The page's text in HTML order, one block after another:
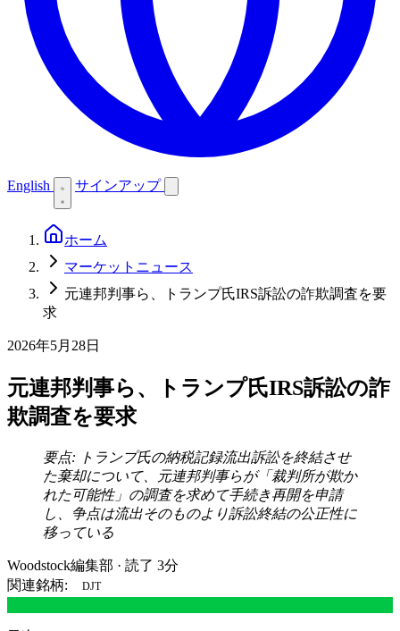
English サインアップ
ホーム
マーケットニュース
元連邦判事ら、トランプ氏IRS訴訟の詐欺調査を要
求
2026年5月28日
元連邦判事ら、トランプ氏IRS訴訟の詐
欺調査を要求
要点: トランプ氏の納税記録流出訴訟を終結させ
た棄却について、元連邦判事らが「裁判所が欺か
れた可能性」の調査を求めて手続き再開を申請
し、争点は流出そのものより訴訟終結の公正性に
移っている
Woodstock編集部 · 読了 3分
関連銘柄:
DJT